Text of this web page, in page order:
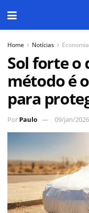
Home Notícias Economia
Sol forte o
método é
para
Por Paulo 09/jan/2026